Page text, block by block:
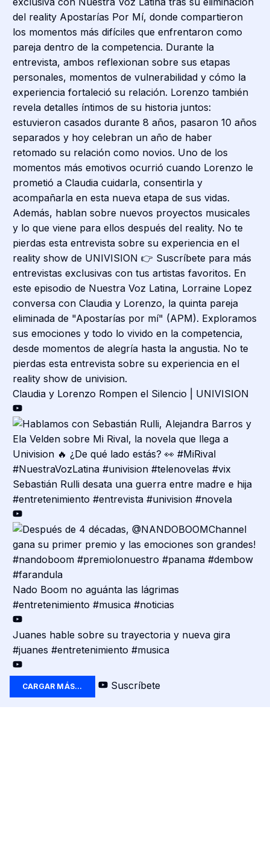
Claudia y Lorenzo Rompen el Silencio | UNIVISION
Sebastián Rulli desata una guerra entre madre e hija
#entretenimiento #entrevista #univision #novela
Nado Boom no aguánta las lágrimas
#entretenimiento #musica #noticias
Juanes hable sobre su trayectoria y nueva gira
#juanes #entretenimiento #musica
CARGAR MÁS... Suscríbete